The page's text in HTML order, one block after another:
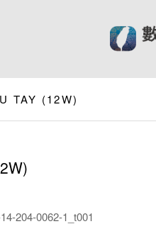
TAY (12W)
204-0062-1_t001